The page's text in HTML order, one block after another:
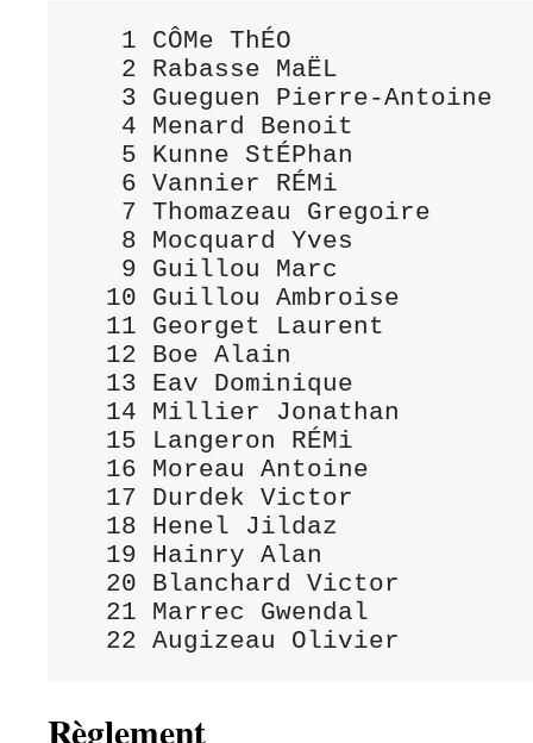
1 CÔMe ThÉO
2 Rabasse MaËL
3 Gueguen Pierre-Antoine
4 Menard Benoit
5 Kunne StÉPhan
6 Vannier RÉMi
7 Thomazeau Gregoire
8 Mocquard Yves
9 Guillou Marc
10 Guillou Ambroise
11 Georget Laurent
12 Boe Alain
13 Eav Dominique
14 Millier Jonathan
15 Langeron RÉMi
16 Moreau Antoine
17 Durdek Victor
18 Henel Jildaz
19 Hainry Alan
20 Blanchard Victor
21 Marrec Gwendal
Règlement